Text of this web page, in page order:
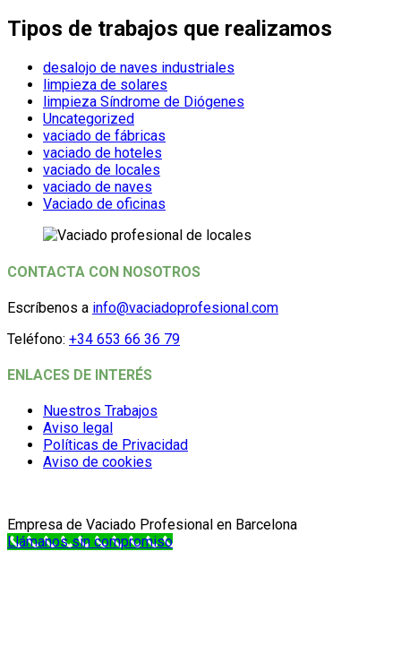
Tipos de trabajos que realizamos
desalojo de naves industriales
limpieza de solares
limpieza Síndrome de Diógenes
Uncategorized
vaciado de fábricas
vaciado de hoteles
vaciado de locales
vaciado de naves
Vaciado de oficinas
CONTACTA CON NOSOTROS
Escríbenos a info@vaciadoprofesional.com
Teléfono: +34 653 66 36 79
ENLACES DE INTERÉS
Nuestros Trabajos
Aviso legal
Políticas de Privacidad
Aviso de cookies
Empresa de Vaciado Profesional en Barcelona
Llámanos sin compromiso